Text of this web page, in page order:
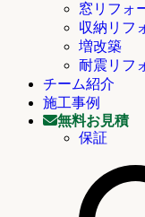
窓リフォ
収納リフ
増改築
耐震リフ
チーム紹介
施工事例
無料お見積
保証